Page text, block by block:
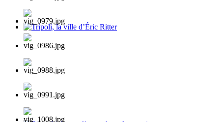
Tripoli, la ville d’Éric Ritter